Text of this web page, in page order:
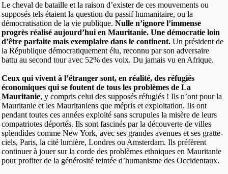
Le cheval de bataille et la raison d’exister de ces mouvements ou
supposés tels étaient la question du passif humanitaire, ou la
démocratisation de la vie publique. Nulle n’ignore l’immense
progrès réalisé aujourd’hui en Mauritanie. Une démocratie loin
d’être parfaite mais exemplaire dans le continent. Un président de
la République démocratiquement élu, reconnu par son adversaire
battu au second tour avec 52% des voix. Du jamais vu en Afrique.
Ceux qui vivent à l’étranger sont, en réalité, des réfugiés
économiques qui se foutent de tous les problèmes de La
Mauritanie, y compris celui des supposés réfugiés ! Ils n’ont pour la
Mauritanie et les Mauritaniens que mépris et exploitation. Ils ont
pendant toutes ces années exploité sans scrupules la misère de leurs
compatriotes déportés. Ils sont fascinés par la découverte de villes
splendides comme New York, avec ses grandes avenues et ses gratte-
ciels, Paris, la cité lumière, Londres ou Amsterdam. Ils préfèrent
continuer à jouer sur la corde des problèmes ethniques en Mauritanie
pour profiter de la générosité teintée d’humanisme des Occidentaux.